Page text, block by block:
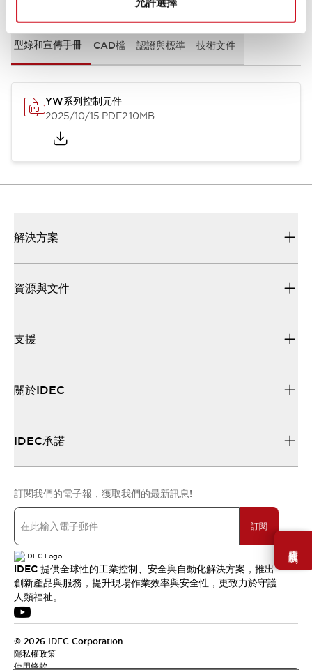
需要幫助嗎？
型錄和宣傳手冊 CAD檔 認證與標準 技術文件
YW系列控制元件
2025/10/15.PDF2.10MB
解決方案
資源與文件
支援
關於IDEC
IDEC承諾
訂閱我們的電子報，獲取我們的最新訊息!
訂閱
IDEC 提供全球性的工業控制、安全與自動化解決方案，推出
創新產品與服務，提升現場作業效率與安全性，更致力於守護
人類福祉。
© 2026 IDEC Corporation
隱私權政策
使用條款